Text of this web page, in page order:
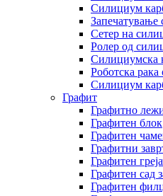
Силициум
Сетер на
Ролер од
Силициумска
Роботска
Силициум
Графит
Графитно
Графитен блок
Графитен
Графитни
Графитен
Графитен сад
Графитен